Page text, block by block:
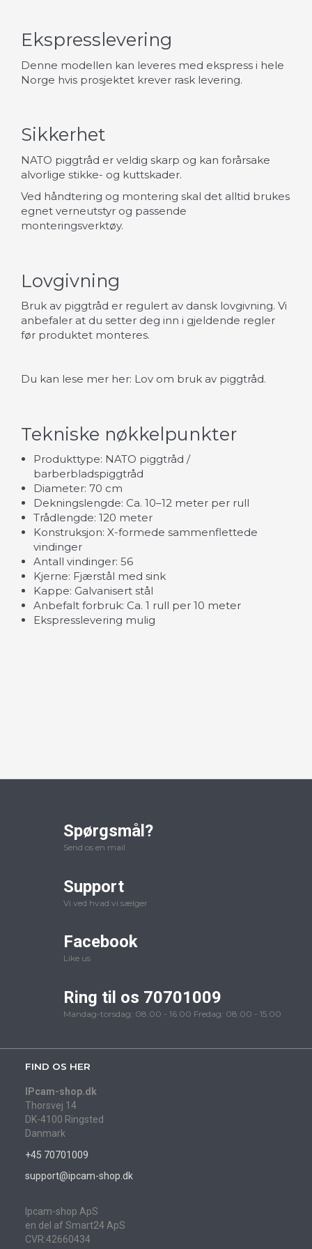
Ekspresslevering
Denne modellen kan leveres med ekspress i hele
Norge hvis prosjektet krever rask levering.
Sikkerhet
NATO piggtråd er veldig skarp og kan forårsake
alvorlige stikke- og kuttskader.
Ved håndtering og montering skal det alltid brukes
egnet verneutstyr og passende
monteringsverktøy.
Lovgivning
Bruk av piggtråd er regulert av dansk lovgivning. Vi
anbefaler at du setter deg inn i gjeldende regler
før produktet monteres.
Du kan lese mer her: Lov om bruk av piggtråd.
Tekniske nøkkelpunkter
Produkttype: NATO piggtråd /
barberbladspiggtråd
Diameter: 70 cm
Dekningslengde: Ca. 10–12 meter per rull
Trådlengde: 120 meter
Konstruksjon: X-formede sammenflettede
vindinger
Antall vindinger: 56
Kjerne: Fjærstål med sink
Kappe: Galvanisert stål
Anbefalt forbruk: Ca. 1 rull per 10 meter
Ekspresslevering mulig
Spørgsmål?
Send os en mail
Support
Vi ved hvad vi sælger
Facebook
Like us
Ring til os 70701009
Mandag-torsdag: 08.00 - 16.00 Fredag: 08.00 - 15.00
FIND OS HER
IPcam-shop.dk
Thorsvej 14
DK-4100 Ringsted
Danmark
+45 70701009
support@ipcam-shop.dk
Ipcam-shop ApS
en del af Smart24 ApS
CVR:42660434